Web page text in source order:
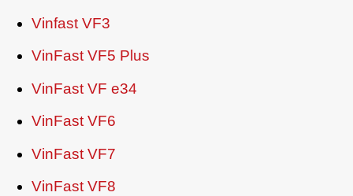
Vinfast VF3
VinFast VF5 Plus
VinFast VF e34
VinFast VF6
VinFast VF7
VinFast VF8